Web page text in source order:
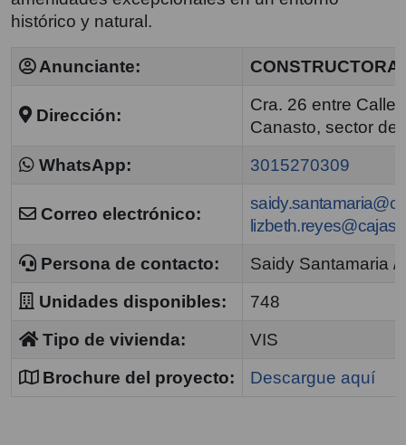
histórico y natural.
Anunciante: CONSTRUCTORA
Dirección:
Cra. 26 entre Calle
Canasto, sector de
WhatsApp:
3015270309
Correo electrónico:
Persona de contacto:
Saidy Santamaria /
Unidades disponibles:
748
Tipo de vivienda:
VIS
Brochure del proyecto:
Descargue aquí